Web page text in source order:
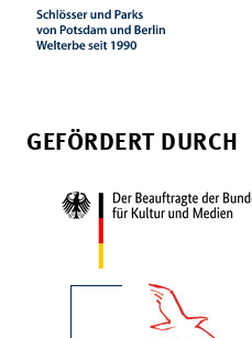
GEFÖRDERT DURCH